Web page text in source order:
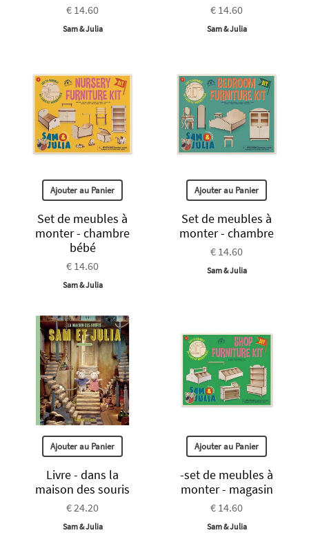
€ 14.60
Sam & Julia
€ 14.60
Sam & Julia
Ajouter au Panier
Set de meubles à
monter - chambre
bébé
€ 14.60
Sam & Julia
Ajouter au Panier
Set de meubles à
monter - chambre
€ 14.60
Sam & Julia
Ajouter au Panier
Livre - dans la
maison des souris
€ 24.20
Sam & Julia
Ajouter au Panier
-set de meubles à
monter - magasin
€ 14.60
Sam & Julia